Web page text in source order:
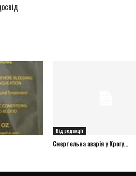
Від редакції
Смертельна аварія у Крогу...